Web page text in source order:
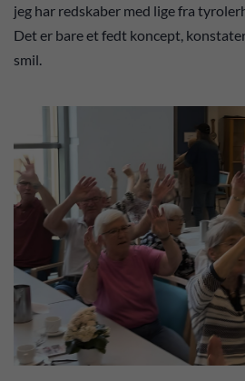
jeg har redskaber med lige fra
Det er bare et fedt koncept,
smil.